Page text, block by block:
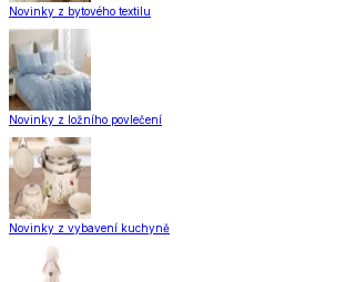
Novinky z bytového textilu
Novinky z ložního povlečení
Novinky z vybavení kuchyně